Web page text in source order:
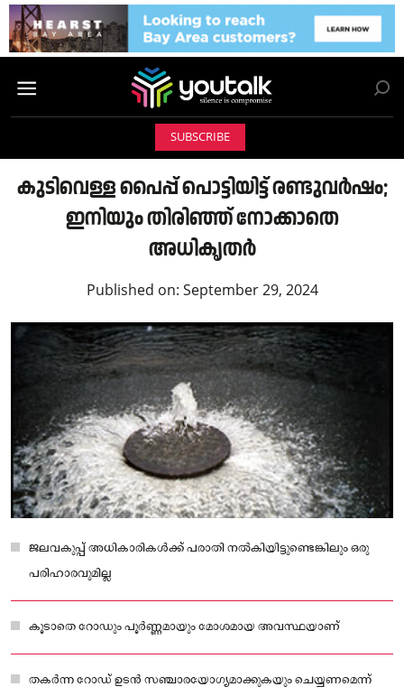
SUBSCRIBE
കുടിവെള്ള പൈപ്പ് പൊട്ടിയിട്ട് രണ്ടുവര്‍ഷം;
ഇനിയും തിരിഞ്ഞ് നോക്കാതെ
അധികൃതർ
Published on: September 29, 2024
ജലവകുപ്പ് അധികാരികള്‍ക്ക് പരാതി നല്‍കിയിട്ടുണ്ടെങ്കിലും ഒരു
പരിഹാരവുമില്ല
കൂടാതെ റോഡും പൂർണ്ണമായും മോശമായ അവസ്ഥയാണ്
തകർന്ന റോഡ് ഉടൻ സഞ്ചാരയോഗ്യമാക്കുകയും ചെയ്യണമെന്ന്